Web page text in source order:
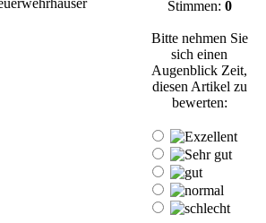
Stimmen: 0
Bitte nehmen Sie
sich einen
Augenblick Zeit,
diesen Artikel zu
bewerten: